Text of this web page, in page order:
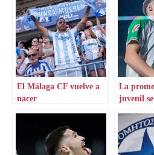
El Málaga CF vuelve a
nacer
La
juvenil